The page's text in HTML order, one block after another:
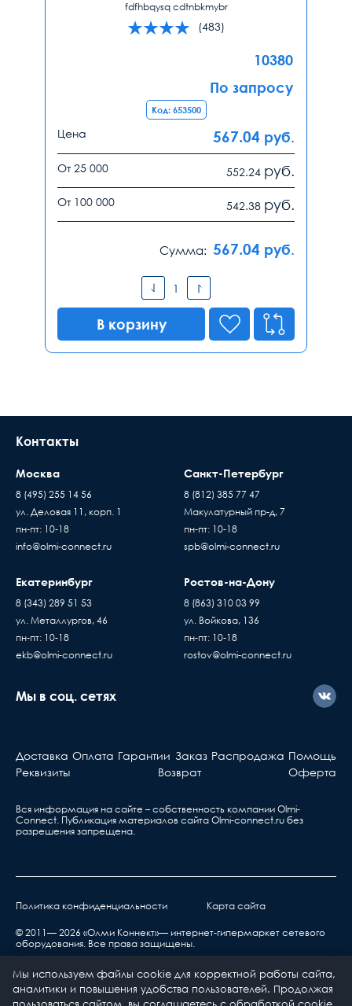
fdfhbqysq cdtnbkmybr
(483)
10380
По запросу
Код: 653500
Цена 567.04 руб.
От 25 000 552.24 руб.
От 100 000 542.38 руб.
Сумма: 567.04 руб.
В корзину
Контакты
Москва
8 (495) 255 14 56
ул. Деловая 11, корп. 1
пн-пт: 10-18
info@olmi-connect.ru
Санкт-Петербург
8 (812) 385 77 47
Макулатурный пр-д, 7
пн-пт: 10-18
spb@olmi-connect.ru
Екатеринбург
8 (343) 289 51 53
ул. Металлургов, 46
пн-пт: 10-18
ekb@olmi-connect.ru
Ростов-на-Дону
8 (863) 310 03 99
ул. Войкова, 136
пн-пт: 10-18
rostov@olmi-connect.ru
Мы в соц. сетях
Доставка Оплата Гарантии Заказ Распродажа Помощь
Реквизиты
Возврат Оферта
Вся информация на сайте – собственность компании Olmi-
Сonnect. Публикация материалов сайта Olmi-connect.ru без
разрешения запрещена.
Политика конфиденциальности Карта сайта
© 2011— 2026 «Олми Коннект»— интернет-гипермаркет сетевого
оборудования. Все права защищены.
Мы используем файлы cookie для корректной работы сайта,
аналитики и повышения удобства пользователей. Продолжая